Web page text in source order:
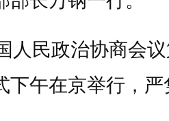
民政治协商会议
下午在京举行，